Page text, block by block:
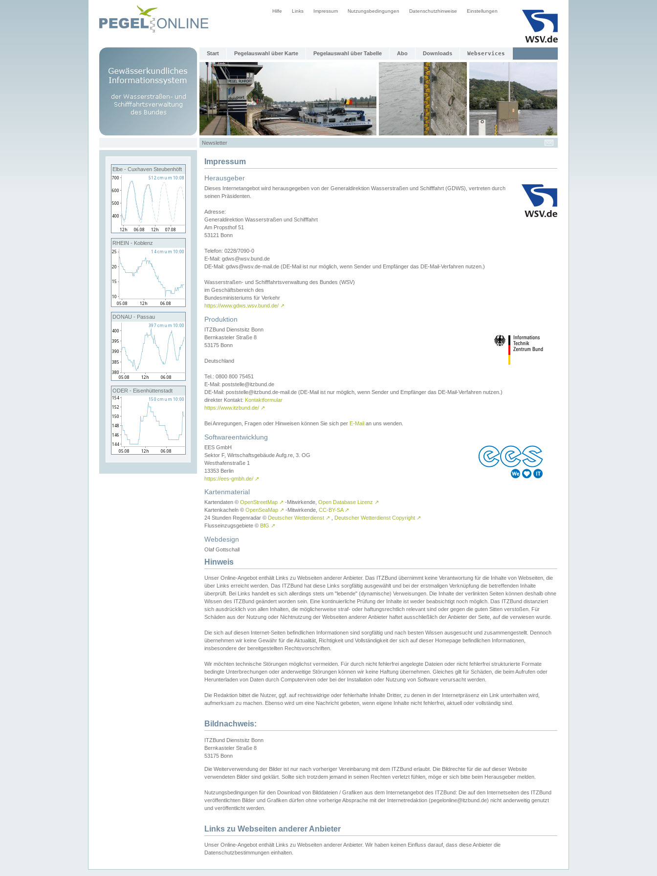
Hilfe Links Impressum Nutzungsbedingungen Datenschutzhinweise Einstellungen
Start Pegelauswahl über Karte Pegelauswahl über Tabelle Abo Downloads Webservices
Newsletter
Elbe - Cuxhaven Steubenhöft
RHEIN - Koblenz
DONAU - Passau
ODER - Eisenhüttenstadt
Impressum
Herausgeber
Dieses Internetangebot wird herausgegeben von der Generaldirektion Wasserstraßen und Schifffahrt (GDWS), vertreten durch
seinen Präsidenten.
Adresse:
Generaldirektion Wasserstraßen und Schifffahrt
Am Propsthof 51
53121 Bonn
Telefon: 0228/7090-0
E-Mail: gdws@wsv.bund.de
DE-Mail: gdws@wsv.de-mail.de (DE-Mail ist nur möglich, wenn Sender und Empfänger das DE-Mail-Verfahren nutzen.)
Wasserstraßen- und Schifffahrtsverwaltung des Bundes (WSV)
im Geschäftsbereich des
Bundesministeriums für Verkehr
https://www.gdws.wsv.bund.de/ ↗
Produktion
ITZBund Dienstsitz Bonn
Bernkasteler Straße 8
53175 Bonn
Deutschland
Tel.: 0800 800 75451
E-Mail: poststelle@itzbund.de
DE-Mail: poststelle@itzbund.de-mail.de (DE-Mail ist nur möglich, wenn Sender und Empfänger das DE-Mail-Verfahren nutzen.)
direkter Kontakt: Kontaktformular
https://www.itzbund.de/ ↗
Bei Anregungen, Fragen oder Hinweisen können Sie sich per E-Mail an uns wenden.
Softwareentwicklung
EES GmbH
Sektor F, Wirtschaftsgebäude Aufg.re, 3. OG
Westhafenstraße 1
13353 Berlin
https://ees-gmbh.de/ ↗
Kartenmaterial
Kartendaten © OpenStreetMap ↗ -Mitwirkende, Open Database Lizenz ↗
Kartenkacheln © OpenSeaMap ↗ -Mitwirkende, CC-BY-SA ↗
24 Stunden Regenradar © Deutscher Wetterdienst ↗ Deutscher Wetterdienst Copyright ↗
Flusseinzugsgebiete © BfG ↗
Webdesign
Olaf Gottschall
Hinweis
Unser Online-Angebot enthält Links zu Webseiten anderer Anbieter. Das ITZBund übernimmt keine Verantwortung für die Inhalte von Webseiten, die
über Links erreicht werden. Das ITZBund hat diese Links sorgfältig ausgewählt und bei der erstmaligen Verknüpfung die betreffenden Inhalte
überprüft. Bei Links handelt es sich allerdings stets um "lebende" (dynamische) Verweisungen. Die Inhalte der verlinkten Seiten können deshalb ohne
Wissen des ITZBund geändert worden sein. Eine kontinuierliche Prüfung der Inhalte ist weder beabsichtigt noch möglich. Das ITZBund distanziert
sich ausdrücklich von allen Inhalten, die möglicherweise straf- oder haftungsrechtlich relevant sind oder gegen die guten Sitten verstoßen. Für
Schäden aus der Nutzung oder Nichtnutzung der Webseiten anderer Anbieter haftet ausschließlich der Anbieter der Seite, auf die verwiesen wurde.
Die sich auf diesen Internet-Seiten befindlichen Informationen sind sorgfältig und nach besten Wissen ausgesucht und zusammengestellt. Dennoch
übernehmen wir keine Gewähr für die Aktualität, Richtigkeit und Vollständigkeit der sich auf dieser Homepage befindlichen Informationen,
insbesondere der bereitgestellten Rechtsvorschriften.
Wir möchten technische Störungen möglichst vermeiden. Für durch nicht fehlerfrei angelegte Dateien oder nicht fehlerfrei strukturierte Formate
bedingte Unterbrechungen oder anderweitige Störungen können wir keine Haftung übernehmen. Gleiches gilt für Schäden, die beim Aufrufen oder
Herunterladen von Daten durch Computerviren oder bei der Installation oder Nutzung von Software verursacht werden.
Die Redaktion bittet die Nutzer, ggf. auf rechtswidrige oder fehlerhafte Inhalte Dritter, zu denen in der Internetpräsenz ein Link unterhalten wird,
aufmerksam zu machen. Ebenso wird um eine Nachricht gebeten, wenn eigene Inhalte nicht fehlerfrei, aktuell oder vollständig sind.
Bildnachweis:
ITZBund Dienstsitz Bonn
Bernkasteler Straße 8
53175 Bonn
Die Weiterverwendung der Bilder ist nur nach vorheriger Vereinbarung mit dem ITZBund erlaubt. Die Bildrechte für die auf dieser Website
verwendeten Bilder sind geklärt. Sollte sich trotzdem jemand in seinen Rechten verletzt fühlen, möge er sich bitte beim Herausgeber melden.
Nutzungsbedingungen für den Download von Bilddateien / Grafiken aus dem Internetangebot des ITZBund: Die auf den Internetseiten des ITZBund
veröffentlichten Bilder und Grafiken dürfen ohne vorherige Absprache mit der Internetredaktion (pegelonline@itzbund.de) nicht anderweitig genutzt
und veröffentlicht werden.
Links zu Webseiten anderer Anbieter
Unser Online-Angebot enthält Links zu Webseiten anderer Anbieter. Wir haben keinen Einfluss darauf, dass diese Anbieter die
Datenschutzbestimmungen einhalten.